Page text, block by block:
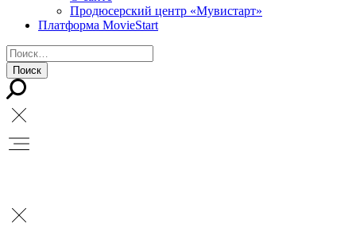
Продюсерский центр «Мувистарт»
Платформа MovieStart